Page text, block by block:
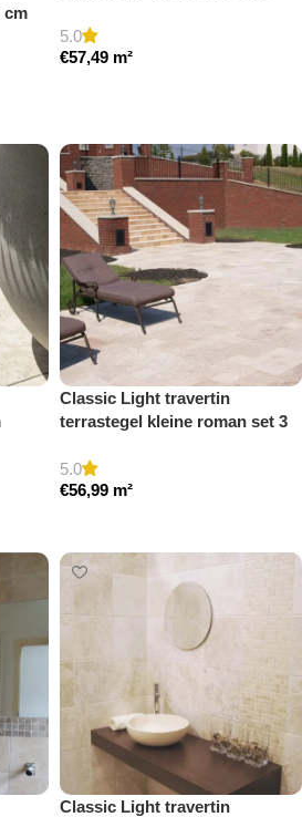
cm
5.0
€57,49 m²
Classic Light travertin
terrastegel kleine roman set 3
5.0
€56,99 m²
Classic Light travertin